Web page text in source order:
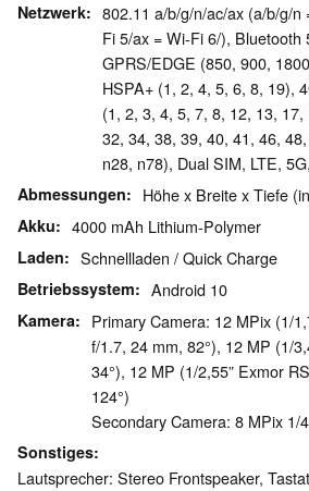
Netzwerk
802.11 a/b/g/n/ac/ax (a/b/g/n
Fi 5/ax = Wi-Fi 6/), Bluetooth
GPRS/EDGE (850, 900,
HSPA+ (1, 2, 4, 5, 6, 8, 19),
(1, 2, 3, 4, 5, 7, 8, 12, 13,
32, 34, 38, 39, 40, 41, 46,
n28, n78), Dual SIM, LTE,
Abmessungen Höhe x Breite x Tiefe
Akku 4000 mAh Lithium-Polymer
Laden Schnellladen / Quick Charge
Betriebssystem Android 10
Kamera
Primary Camera: 12 MPix (1/
f/1.7, 24 mm, 82°), 12 MP (1/
34°), 12 MP (1/2,55” Exmor
124°)
Secondary Camera: 8 MPix 1/
Sonstiges
Lautsprecher: Stereo Frontspeaker,